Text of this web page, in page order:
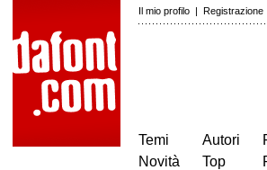
Il mio profilo | Registrazione
Temi
Novità
Autori
Top